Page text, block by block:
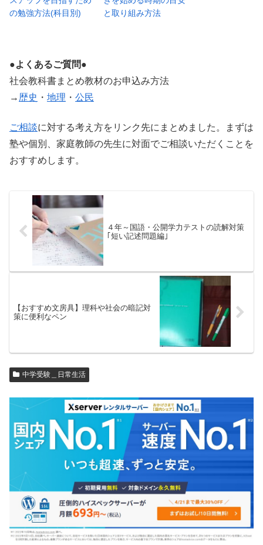
の勉強方法(科目別)
と取り組み方法
●よくあるご質問●
社会教科書まとめ教材のお申込み方法
→ 歴史 ・ 地理 ・ 公民
ご相談に対する考え方をリンク先にまとめました。まずは
塾や個別、家庭教師の先生に対面でご相談いただくことを
おすすめします。
４年～国語・公開学力テストの読解対策
｢短い記述問題編｣
【おすすめ文房具】理科や社会の暗記対
策に便利なペン
中学受験＿日常生活